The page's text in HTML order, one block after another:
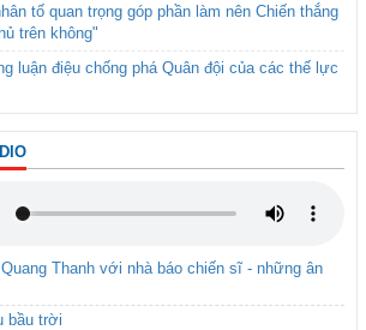
tố quan trọng góp phần làm nên Chiến thắng
trên không"
luận điệu chống phá Quân đội của các thế lực
Thanh với nhà báo chiến sĩ - những ân
bầu trời